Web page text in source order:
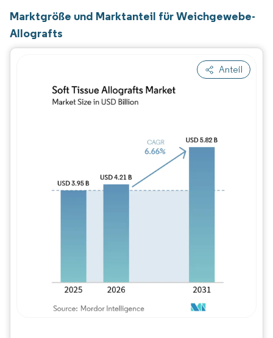
Marktgröße und Marktanteil für Weichgewebe-
Allografts
Anteil